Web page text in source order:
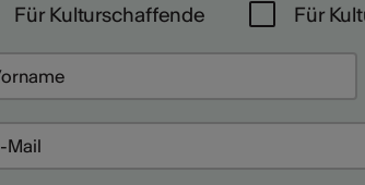
Für Kulturschaffende
Für